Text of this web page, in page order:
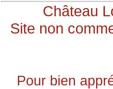
Château
Site non
Pour bien